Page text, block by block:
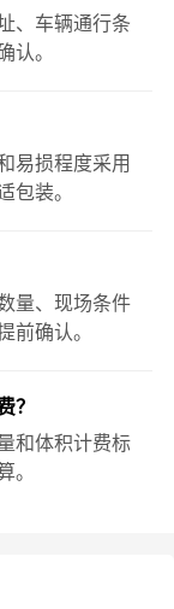
、车辆通行条
认。
易损程度采用
包装。
量、现场条件
前确认。
？
和体积计费标
。